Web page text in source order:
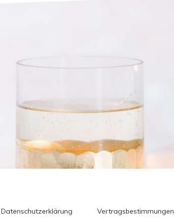
Datenschutzerklärung Vertragsbestimmungen